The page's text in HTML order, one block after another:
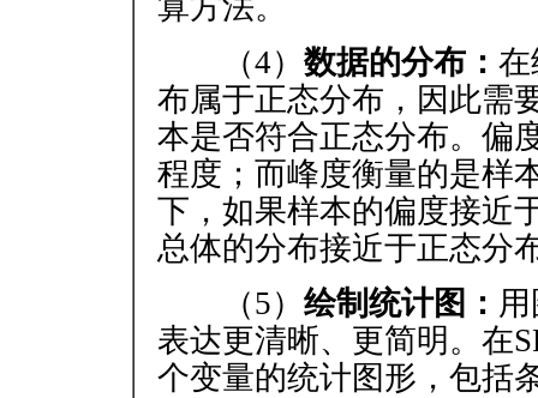
算方法。
（4）数据的分布：在
布属于正态分布，因此需
本是否符合正态分布。偏
程度；而峰度衡量的是样
下，如果样本的偏度接近
总体的分布接近于正态分
（5）绘制统计图：
表达更清晰、更简明。在
个变量的统计图形，包括